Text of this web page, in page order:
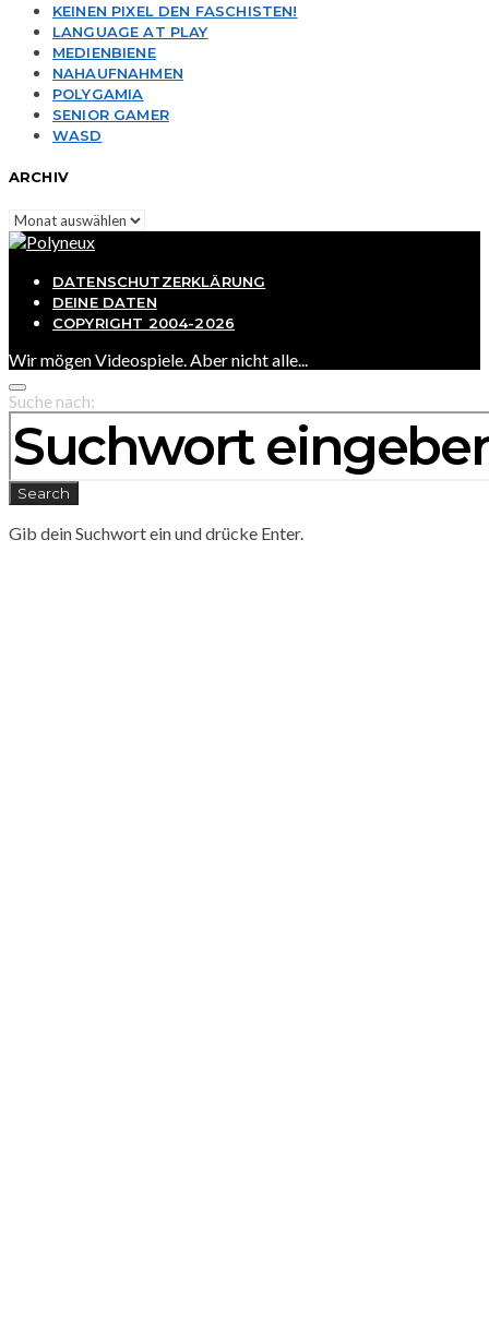
KEINEN PIXEL DEN FASCHISTEN!
LANGUAGE AT PLAY
MEDIENBIENE
NAHAUFNAHMEN
POLYGAMIA
SENIOR GAMER
WASD
ARCHIV
Archiv
DATENSCHUTZERKLÄRUNG
DEINE DATEN
COPYRIGHT 2004-2026
Wir mögen Videospiele. Aber nicht alle...
Suche nach:
Search
Gib dein Suchwort ein und drücke Enter.